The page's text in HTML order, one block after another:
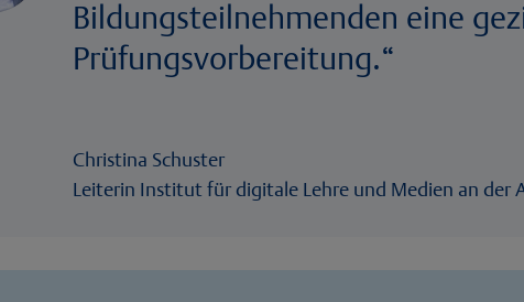
Bildungsteilnehmenden eine
Prüfungsvorbereitung.“
Christina Schuster
Leiterin Institut für digitale Lehre und Medien an der